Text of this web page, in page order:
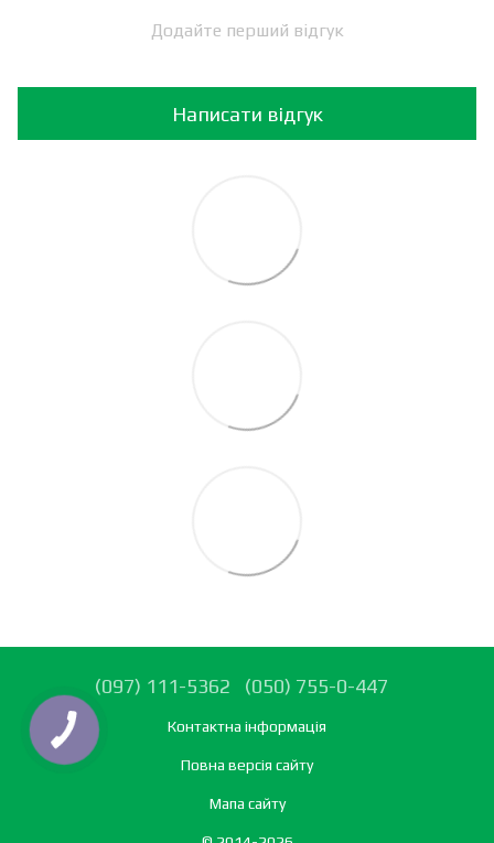
Додайте перший відгук
Написати відгук
(097) 111-5362 (050) 755-0-447
Контактна інформація
Повна версія сайту
Мапа сайту